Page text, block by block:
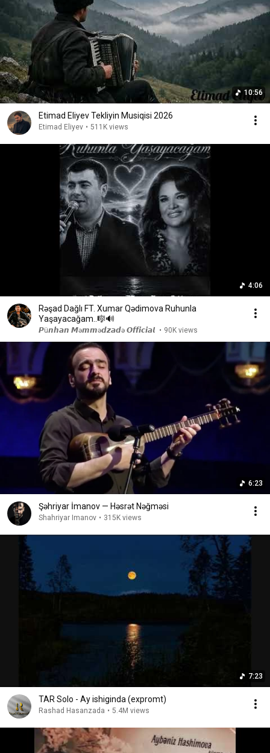
10:56
Etimad Eliyev Tekliyin Musiqisi 2026
Etimad Eliyev • 511K views
4:06
Rəşad Dağlı FT. Xumar Qədimova Ruhunla
Yaşayacağam..🎼🔊
𝙋ü𝙣𝙝𝙖𝙣 𝙈ə𝙢𝙢ə𝙙𝙯𝙖𝙙ə 𝙊𝙛𝙛𝙞𝙘𝙞𝙖𝙡 • 90K views
6:23
Şəhriyar İmanov — Həsrət Nəğməsi
Shahriyar Imanov • 315K views
7:23
TAR Solo - Ay ishiginda (expromt)
Rashad Hasanzada • 5.4M views